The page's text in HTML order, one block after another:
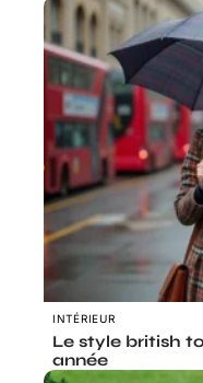
INTÉRIEUR
Le style british
année